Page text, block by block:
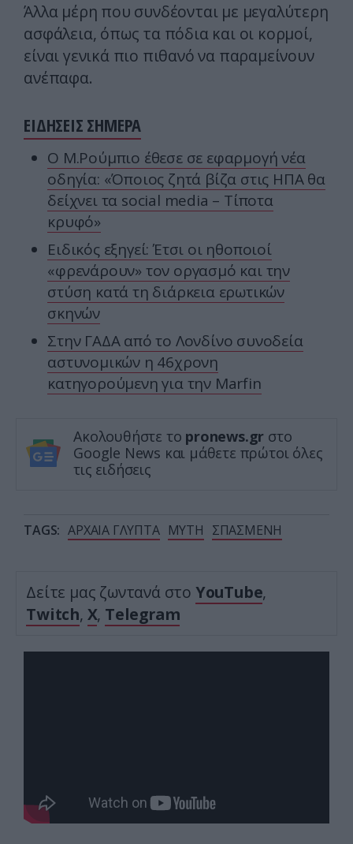
Άλλα μέρη που συνδέονται με μεγαλύτερη
ασφάλεια, όπως τα πόδια και οι κορμοί,
είναι γενικά πιο πιθανό να παραμείνουν
ανέπαφα.
ΕΙΔΗΣΕΙΣ ΣΗΜΕΡΑ
Ο Μ.Ρούμπιο έθεσε σε εφαρμογή νέα
οδηγία: «Όποιος ζητά βίζα στις ΗΠΑ θα
δείχνει τα social media – Τίποτα
κρυφό»
Ειδικός εξηγεί: Έτσι οι ηθοποιοί
«φρενάρουν» τον οργασμό και την
στύση κατά τη διάρκεια ερωτικών
σκηνών
Στην ΓΑΔΑ από το Λονδίνο συνοδεία
αστυνομικών η 46χρονη
κατηγορούμενη για την Marfin
Ακολουθήστε το pronews.gr στο
Google News και μάθετε πρώτοι όλες
τις ειδήσεις
TAGS: ΑΡΧΑΙΑ ΓΛΥΠΤΑ ΜΥΤΗ ΣΠΑΣΜΕΝΗ
Δείτε μας ζωντανά στο YouTube,
Twitch, X, Telegram